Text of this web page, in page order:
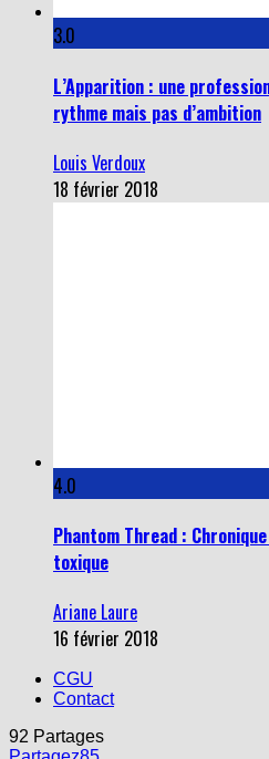
L’Apparition : une
rythme mais pas d’ambition
Louis Verdoux
18 février 2018
Phantom Thread :
toxique
Ariane Laure
16 février 2018
CGU
Partages
Tweetez2